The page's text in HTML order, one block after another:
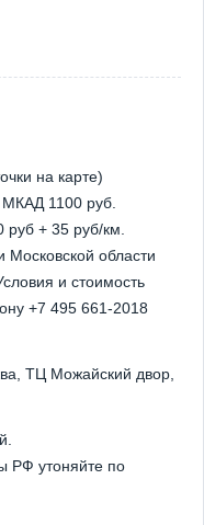
на карте)
МКАД 1100 руб.
+ 35 руб/км.
Московской области
и стоимость
+7 495 661-2018
ТЦ Можайский двор,
РФ утоняйте по